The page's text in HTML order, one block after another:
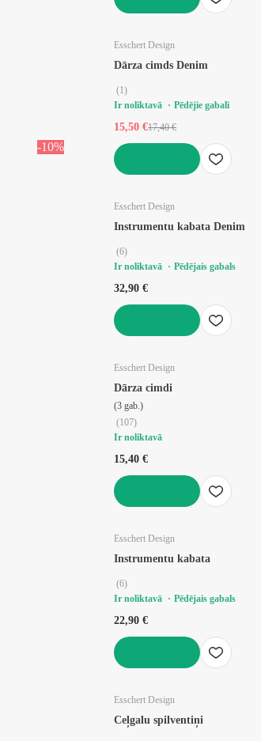
-10%
Esschert Design
Dārza cimds Denim
(1)
Ir noliktavā
Pēdējie gabali
15,50 €17,40 €
Esschert Design
Instrumentu kabata Denim
(6)
Ir noliktavā
Pēdējais gabals
32,90 €
Esschert Design
Dārza cimdi
(3 gab.)
(107)
Ir noliktavā
15,40 €
Esschert Design
Instrumentu kabata
(6)
Ir noliktavā
Pēdējais gabals
22,90 €
Esschert Design
Ceļgalu spilventiņi